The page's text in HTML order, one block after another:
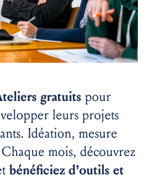
gratuits pour
leurs projets
Idéation, mesure
mois, découvrez
bénéficiez d’outils et